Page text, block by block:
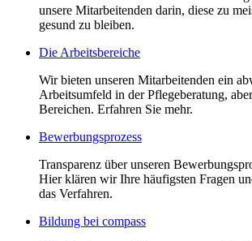
unsere Mitarbeitenden darin, diese zu
gesund zu bleiben.
Die Arbeitsbereiche
Wir bieten unseren Mitarbeitenden ein
Arbeitsumfeld in der Pflegeberatung,
Bereichen. Erfahren Sie mehr.
Bewerbungsprozess
Transparenz über unseren
Hier klären wir Ihre häufigsten Fragen
das Verfahren.
Bildung bei compass